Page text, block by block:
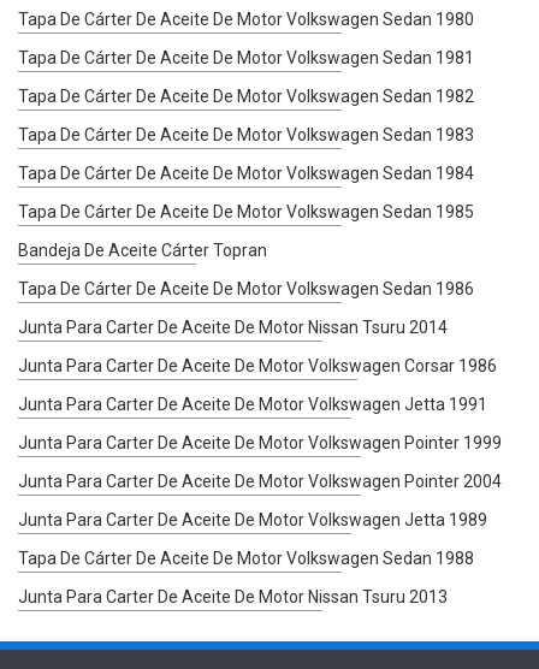
Tapa De Cárter De Aceite De Motor Volkswagen Sedan 1980
Tapa De Cárter De Aceite De Motor Volkswagen Sedan 1981
Tapa De Cárter De Aceite De Motor Volkswagen Sedan 1982
Tapa De Cárter De Aceite De Motor Volkswagen Sedan 1983
Tapa De Cárter De Aceite De Motor Volkswagen Sedan 1984
Tapa De Cárter De Aceite De Motor Volkswagen Sedan 1985
Bandeja De Aceite Cárter Topran
Tapa De Cárter De Aceite De Motor Volkswagen Sedan 1986
Junta Para Carter De Aceite De Motor Nissan Tsuru 2014
Junta Para Carter De Aceite De Motor Volkswagen Corsar 1986
Junta Para Carter De Aceite De Motor Volkswagen Jetta 1991
Junta Para Carter De Aceite De Motor Volkswagen Pointer 1999
Junta Para Carter De Aceite De Motor Volkswagen Pointer 2004
Junta Para Carter De Aceite De Motor Volkswagen Jetta 1989
Tapa De Cárter De Aceite De Motor Volkswagen Sedan 1988
Junta Para Carter De Aceite De Motor Nissan Tsuru 2013